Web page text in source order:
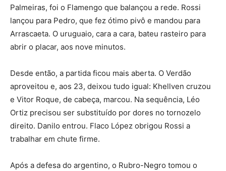
Palmeiras, foi o Flamengo que balançou a rede. Rossi
lançou para Pedro, que fez ótimo pivô e mandou para
Arrascaeta. O uruguaio, cara a cara, bateu rasteiro para
abrir o placar, aos nove minutos.
Desde então, a partida ficou mais aberta. O Verdão
aproveitou e, aos 23, deixou tudo igual: Khellven cruzou
e Vitor Roque, de cabeça, marcou. Na sequência, Léo
Ortiz precisou ser substituído por dores no tornozelo
direito. Danilo entrou. Flaco López obrigou Rossi a
trabalhar em chute firme.
Após a defesa do argentino, o Rubro-Negro tomou o